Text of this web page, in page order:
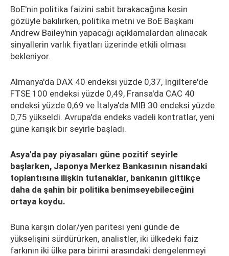
BoE'nin politika faizini sabit bırakacağına kesin
gözüyle bakılırken, politika metni ve BoE Başkanı
Andrew Bailey'nin yapacağı açıklamalardan alınacak
sinyallerin varlık fiyatları üzerinde etkili olması
bekleniyor.
Almanya'da DAX 40 endeksi yüzde 0,37, İngiltere'de
FTSE 100 endeksi yüzde 0,49, Fransa'da CAC 40
endeksi yüzde 0,69 ve İtalya'da MIB 30 endeksi yüzde
0,75 yükseldi. Avrupa'da endeks vadeli kontratlar, yeni
güne karışık bir seyirle başladı.
Asya'da pay piyasaları güne pozitif seyirle
başlarken, Japonya Merkez Bankasının nisandaki
toplantısına ilişkin tutanaklar, bankanın gittikçe
daha da şahin bir politika benimseyebileceğini
ortaya koydu.
Buna karşın dolar/yen paritesi yeni günde de
yükselişini sürdürürken, analistler, iki ülkedeki faiz
farkının iki ülke para birimi arasındaki dengelenmeyi